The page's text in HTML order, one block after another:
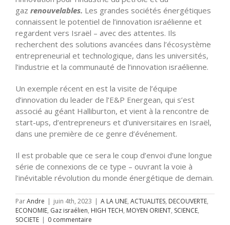
gaz renouvelables. Les grandes sociétés énergétiques
connaissent le potentiel de l’innovation israélienne et
regardent vers Israël – avec des attentes. Ils
recherchent des solutions avancées dans l’écosystème
entrepreneurial et technologique, dans les universités,
l’industrie et la communauté de l’innovation israélienne.
Un exemple récent en est la visite de l’équipe
d’innovation du leader de l’E&P Energean, qui s’est
associé au géant Halliburton, et vient à la rencontre de
start-ups, d’entrepreneurs et d’universitaires en Israël,
dans une première de ce genre d’événement.
Il est probable que ce sera le coup d’envoi d’une longue
série de connexions de ce type – ouvrant la voie à
l’inévitable révolution du monde énergétique de demain.
ParAndre | juin 4th, 2023 | A LA UNE, ACTUALITES, DECOUVERTE,
ECONOMIE, Gaz israélien, HIGH TECH, MOYEN ORIENT, SCIENCE,
SOCIETE | 0 commentaire